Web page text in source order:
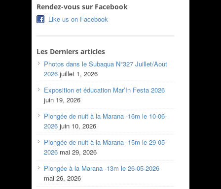
Rendez-vous sur Facebook
Like us on Facebook
Les Derniers articles
Photos dans le Subaqua N°327 Juillet/Aout
2026 juillet 1, 2026
Exposition et éducation Mar’In Festa 2026
juin 19, 2026
Plongée de nuit à la Marana -16m le 10-06-
2026 juin 10, 2026
Plongée de nuit à la Marana -15m le 29-05-
2026 mai 29, 2026
Plongée à la Marana -13m le 26-05-2026
mai 26, 2026